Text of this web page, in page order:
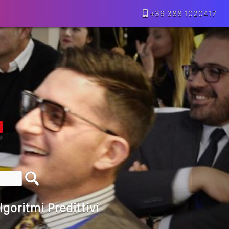
+39 388 1020417
Motivazione…
Franzese
Davvero
Vecchia SEO
Predittivi
Media, L’AI E I Contenuti…